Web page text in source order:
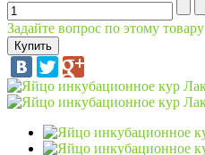
Задайте вопрос по этому товару